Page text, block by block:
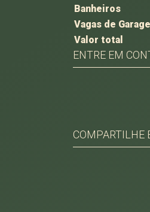
Banheiros
Vagas de
Valor total
ENTRE EM
COMPARTILHE